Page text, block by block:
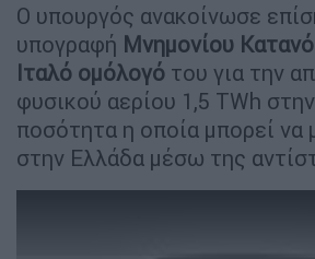
Ο υπουργός ανακοίνωσε
υπογραφή Μνημονίου
Ιταλό ομόλογό του για την
φυσικού αερίου 1,5 TWh στην
ποσότητα η οποία μπορεί να
στην Ελλάδα μέσω της